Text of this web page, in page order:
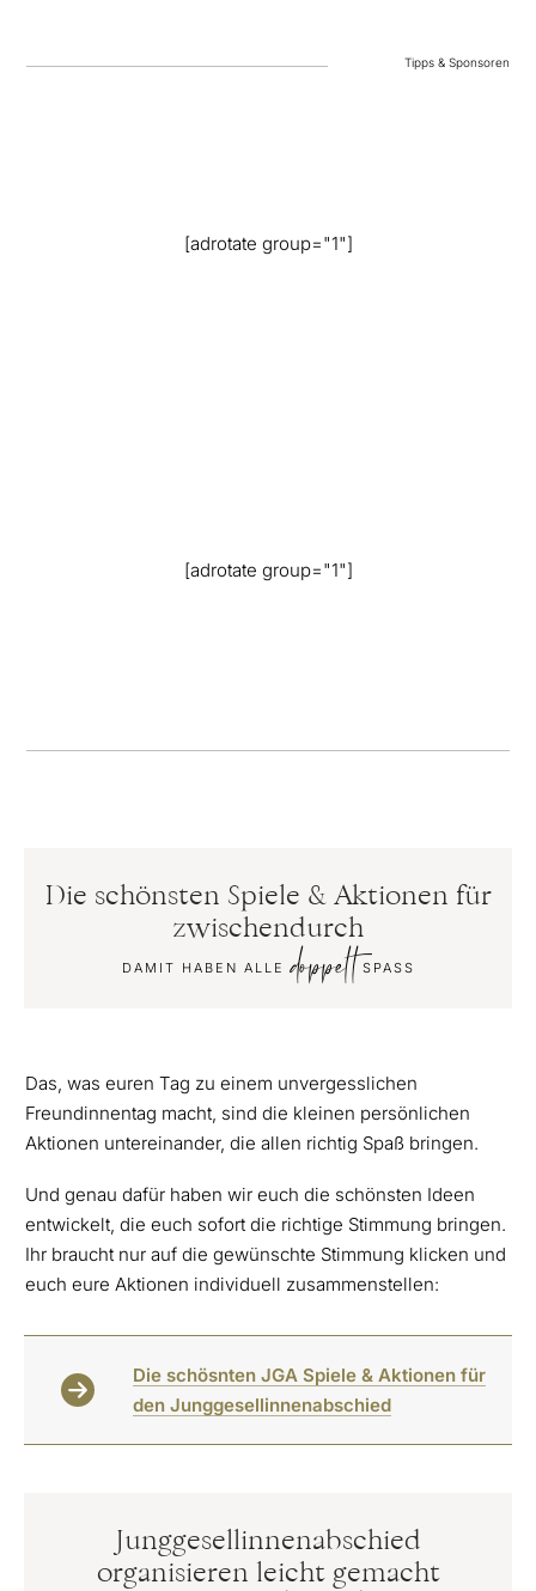
Tipps & Sponsoren
[adrotate group="1"]
[adrotate group="1"]
Die schönsten Spiele & Aktionen für
zwischendurch
DAMIT HABEN ALLEdoppelt SPASS
Das, was euren Tag zu einem unvergesslichen
Freundinnentag macht, sind die kleinen persönlichen
Aktionen untereinander, die allen richtig Spaß bringen.
Und genau dafür haben wir euch die schönsten Ideen
entwickelt, die euch sofort die richtige Stimmung bringen.
Ihr braucht nur auf die gewünschte Stimmung klicken und
euch eure Aktionen individuell zusammenstellen:
Die schösnten JGA Spiele & Aktionen für
den Junggesellinnenabschied
Junggesellinnenabschied
organisieren leicht gemacht